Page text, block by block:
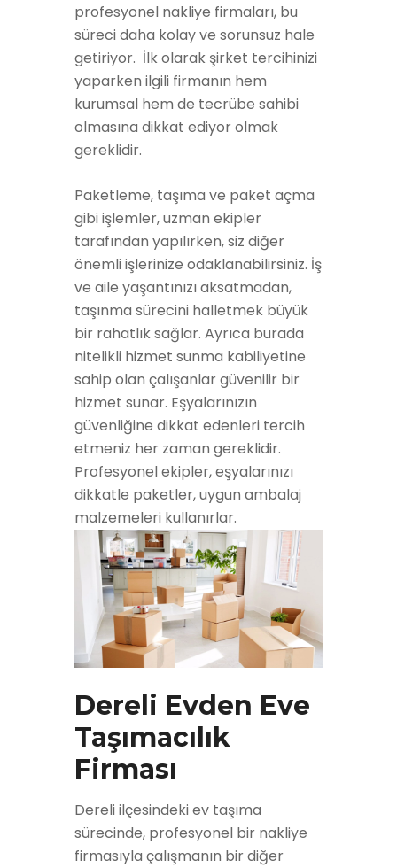
profesyonel nakliye firmaları, bu
süreci daha kolay ve sorunsuz hale
getiriyor. İlk olarak şirket tercihinizi
yaparken ilgili firmanın hem
kurumsal hem de tecrübe sahibi
olmasına dikkat ediyor olmak
gereklidir.
Paketleme, taşıma ve paket açma
gibi işlemler, uzman ekipler
tarafından yapılırken, siz diğer
önemli işlerinize odaklanabilirsiniz. İş
ve aile yaşantınızı aksatmadan,
taşınma sürecini halletmek büyük
bir rahatlık sağlar. Ayrıca burada
nitelikli hizmet sunma kabiliyetine
sahip olan çalışanlar güvenilir bir
hizmet sunar. Eşyalarınızın
güvenliğine dikkat edenleri tercih
etmeniz her zaman gereklidir.
Profesyonel ekipler, eşyalarınızı
dikkatle paketler, uygun ambalaj
malzemeleri kullanırlar.
Dereli Evden Eve
Taşımacılık
Firması
Dereli ilçesindeki ev taşıma
sürecinde, profesyonel bir nakliye
firmasıyla çalışmanın bir diğer